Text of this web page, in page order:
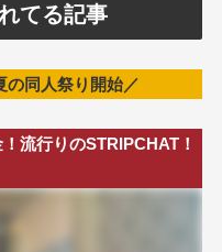
てる記事
の同人祭り開始／
流行りのSTRIPCHAT！